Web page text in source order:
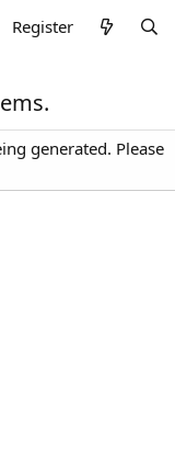
Register
generated. Please